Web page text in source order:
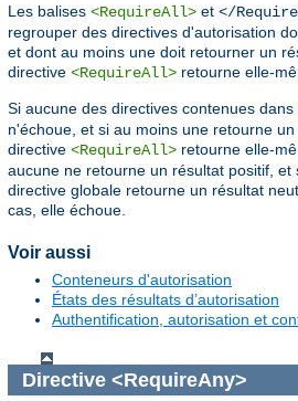
Les balises <RequireAll> et </
regrouper des directives d'autorisation
et dont au moins une doit retourner un
directive <RequireAll> retourne elle-
Si aucune des directives contenues dans
n'échoue, et si au moins une retourne
directive <RequireAll> retourne elle-
aucune ne retourne un résultat positif, et
directive globale retourne un résultat
cas, elle échoue.
Voir aussi
Conteneurs d'autorisation
États des résultats d’autorisation
Authentification, autorisation et
Directive <RequireAny>